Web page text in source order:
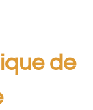
de